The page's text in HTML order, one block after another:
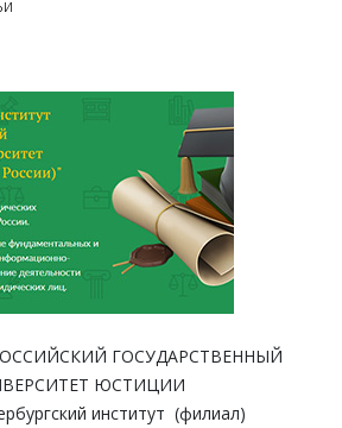
ГОСУДАРСТВЕННЫЙ
ЮСТИЦИИ
институт (филиал)